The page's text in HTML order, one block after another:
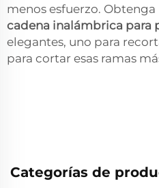
menos esfuerzo.
cadena inalámbrica para
elegantes, uno para
para cortar esas ramas
Categorías de